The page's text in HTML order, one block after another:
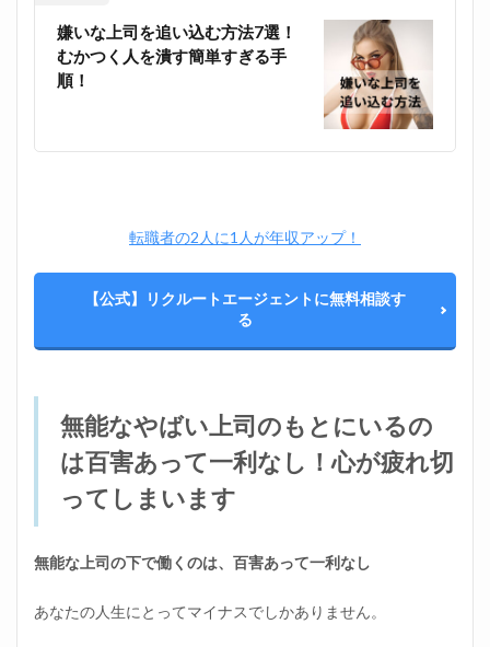
嫌いな上司を追い込む方法7選！
むかつく人を潰す簡単すぎる手
順！
転職者の2人に1人が年収アップ！
【公式】リクルートエージェントに無料相談す
る
無能なやばい上司のもとにいるの
は百害あって一利なし！心が疲れ切
ってしまいます
無能な上司の下で働くのは、百害あって一利なし
あなたの人生にとってマイナスでしかありません。